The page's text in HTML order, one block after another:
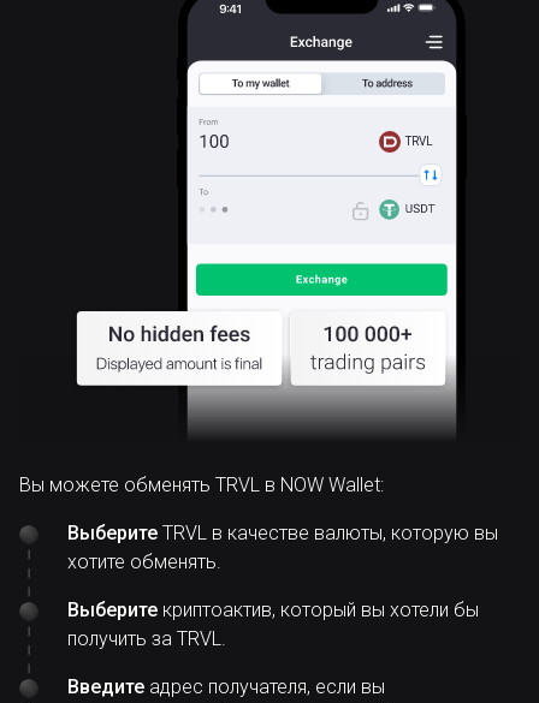
TRVL
Вы можете обменять TRVL в NOW Wallet:
Выберите TRVL в качестве валюты, которую вы
хотите обменять.
Выберите криптоактив, который вы хотели бы
получить за TRVL.
Введите адрес получателя, если вы